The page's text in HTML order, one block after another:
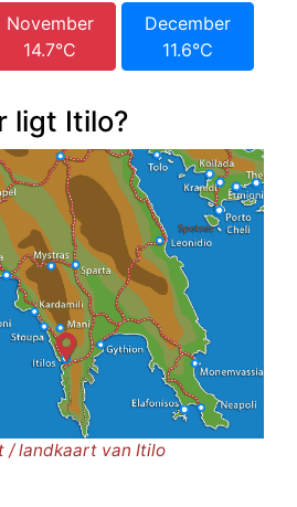
November
14.7°C
December
11.6°C
ligt Itilo?
/ landkaart van Itilo